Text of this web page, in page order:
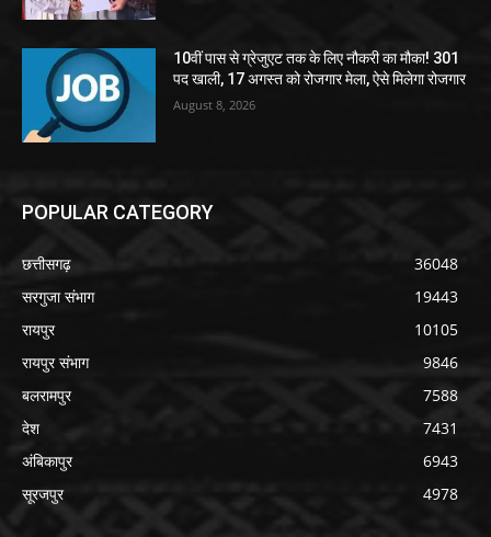
10वीं पास से ग्रेजुएट तक के लिए नौकरी का मौका! 301
पद खाली, 17 अगस्त को रोजगार मेला, ऐसे मिलेगा रोजगार
August 8, 2026
POPULAR CATEGORY
छत्तीसगढ़
36048
सरगुजा संभाग
19443
रायपुर
10105
रायपुर संभाग
9846
बलरामपुर
7588
देश
7431
अंबिकापुर
6943
सूरजपुर
4978